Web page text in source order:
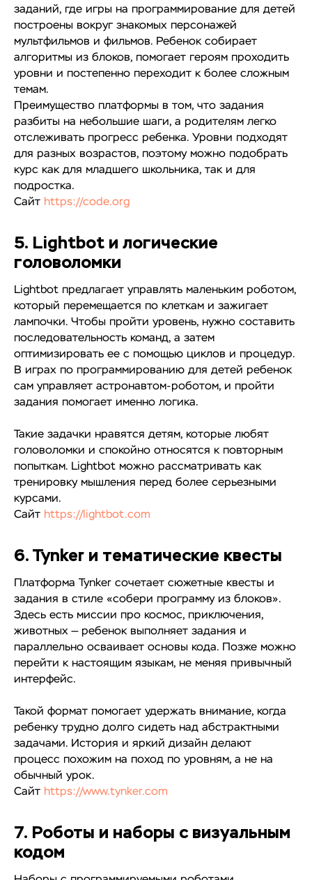
заданий, где игры на программирование для детей
построены вокруг знакомых персонажей
мультфильмов и фильмов. Ребенок собирает
алгоритмы из блоков, помогает героям проходить
уровни и постепенно переходит к более сложным
темам.
Преимущество платформы в том, что задания
разбиты на небольшие шаги, а родителям легко
отслеживать прогресс ребенка. Уровни подходят
для разных возрастов, поэтому можно подобрать
курс как для младшего школьника, так и для
подростка.
Сайт https://code.org
5. Lightbot и логические
головоломки
Lightbot предлагает управлять маленьким роботом,
который перемещается по клеткам и зажигает
лампочки. Чтобы пройти уровень, нужно составить
последовательность команд, а затем
оптимизировать ее с помощью циклов и процедур.
В играх по программированию для детей ребенок
сам управляет астронавтом-роботом, и пройти
задания помогает именно логика.
Такие задачки нравятся детям, которые любят
головоломки и спокойно относятся к повторным
попыткам. Lightbot можно рассматривать как
тренировку мышления перед более серьезными
курсами.
Сайт https://lightbot.com
6. Tynker и тематические квесты
Платформа Tynker сочетает сюжетные квесты и
задания в стиле «собери программу из блоков».
Здесь есть миссии про космос, приключения,
животных — ребенок выполняет задания и
параллельно осваивает основы кода. Позже можно
перейти к настоящим языкам, не меняя привычный
интерфейс.
Такой формат помогает удержать внимание, когда
ребенку трудно долго сидеть над абстрактными
задачами. История и яркий дизайн делают
процесс похожим на поход по уровням, а не на
обычный урок.
Сайт https://www.tynker.com
7. Роботы и наборы с визуальным
кодом